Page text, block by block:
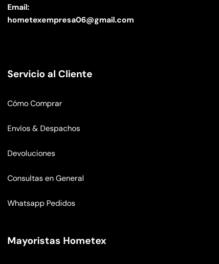
Email:
hometexempresa06@gmail.com
Servicio al Cliente
Cómo Comprar
Envíos & Despachos
Devoluciones
Consultas en General
Whatsapp Pedidos
Mayoristas Hometex